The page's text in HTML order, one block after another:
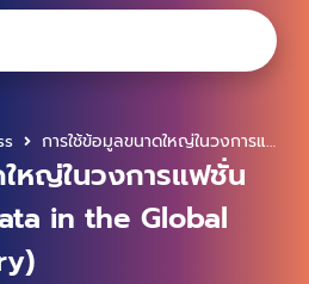
การใช้ข้อมูลขนาดใหญ่ในวงการแฟชั่นระดับโลก (Big Data in the Global Fashion Industry)
หญ่ในวงการแฟชั่น
in the Global